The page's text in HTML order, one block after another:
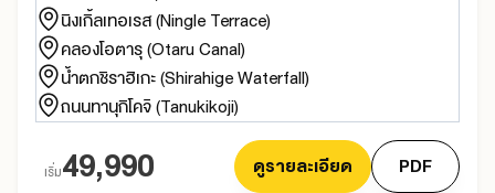
นิงเกิ้ลเทอเรส (Ningle Terrace)
คลองโอตารุ (Otaru Canal)
น้ำตกชิราฮิเกะ (Shirahige Waterfall)
ถนนทานุกิโคจิ (Tanukikoji)
เริ่ม49,990 ดูรายละเอียด PDF